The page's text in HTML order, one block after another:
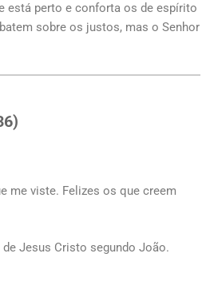
está perto e conforta os de espírito
sobre os justos, mas o Senhor
me viste. Felizes os que creem
Jesus Cristo segundo João.